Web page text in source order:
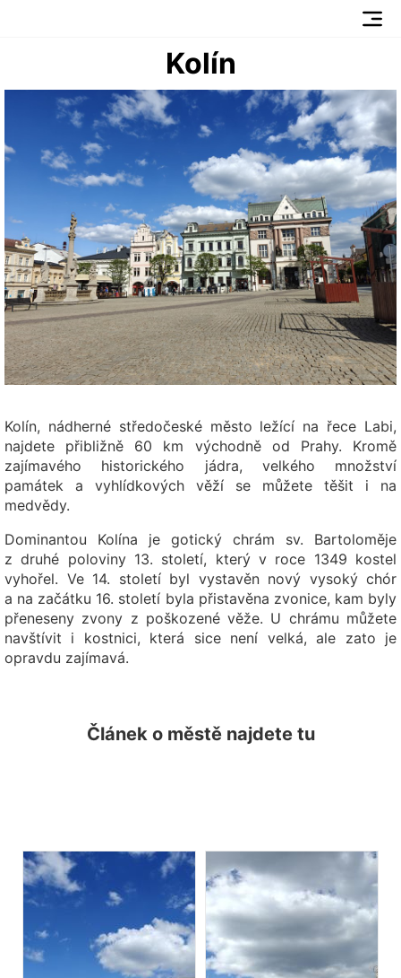
Kolín
Kolín, nádherné středočeské město ležící na řece Labi,
najdete přibližně 60 km východně od Prahy. Kromě
zajímavého historického jádra, velkého množství
památek a vyhlídkových věží se můžete těšit i na
medvědy.
Dominantou Kolína je gotický chrám sv. Bartoloměje
z druhé poloviny 13. století, který v roce 1349 kostel
vyhořel. Ve 14. století byl vystavěn nový vysoký chór
a na začátku 16. století byla přistavěna zvonice, kam byly
přeneseny zvony z poškozené věže. U chrámu můžete
navštívit i kostnici, která sice není velká, ale zato je
opravdu zajímavá.
Článek o městě najdete tu